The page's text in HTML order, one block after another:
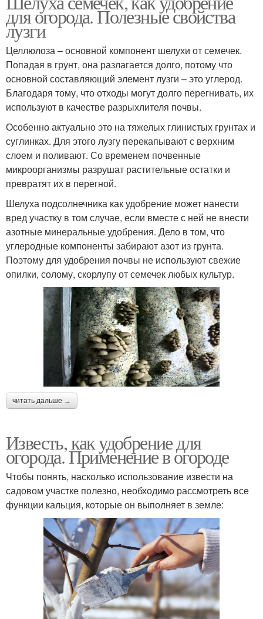
для огорода. Полезные свойства
лузги
Целлюлоза – основной компонент шелухи от семечек.
Попадая в грунт, она разлагается долго, потому что
основной составляющий элемент лузги – это углерод.
Благодаря тому, что отходы могут долго перегнивать, их
используют в качестве разрыхлителя почвы.
Особенно актуально это на тяжелых глинистых грунтах и
суглинках. Для этого лузгу перекапывают с верхним
слоем и поливают. Со временем почвенные
микроорганизмы разрушат растительные остатки и
превратят их в перегной.
Шелуха подсолнечника как удобрение может нанести
вред участку в том случае, если вместе с ней не внести
азотные минеральные удобрения. Дело в том, что
углеродные компоненты забирают азот из грунта.
Поэтому для удобрения почвы не используют свежие
опилки, солому, скорлупу от семечек любых культур.
читать дальше →
Известь, как удобрение для
огорода. Применение в огороде
Чтобы понять, насколько использование извести на
садовом участке полезно, необходимо рассмотреть все
функции кальция, которые он выполняет в земле: